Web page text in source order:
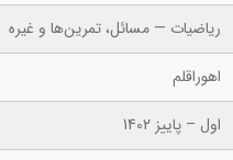
ریاضیات — مسائل، تمرین‌ها و غیره
اهوراقلم
اول – پاییز 1402